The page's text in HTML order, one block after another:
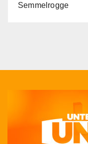
Semmelrogge